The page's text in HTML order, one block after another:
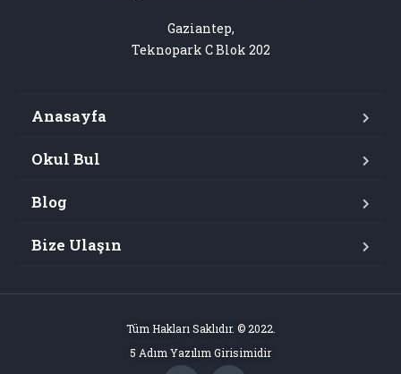
Gaziantep,
Teknopark C Blok 202
Anasayfa
Okul Bul
Blog
Bize Ulaşın
Tüm Hakları Saklıdır. © 2022.
5 Adım Yazılım Girisimidir